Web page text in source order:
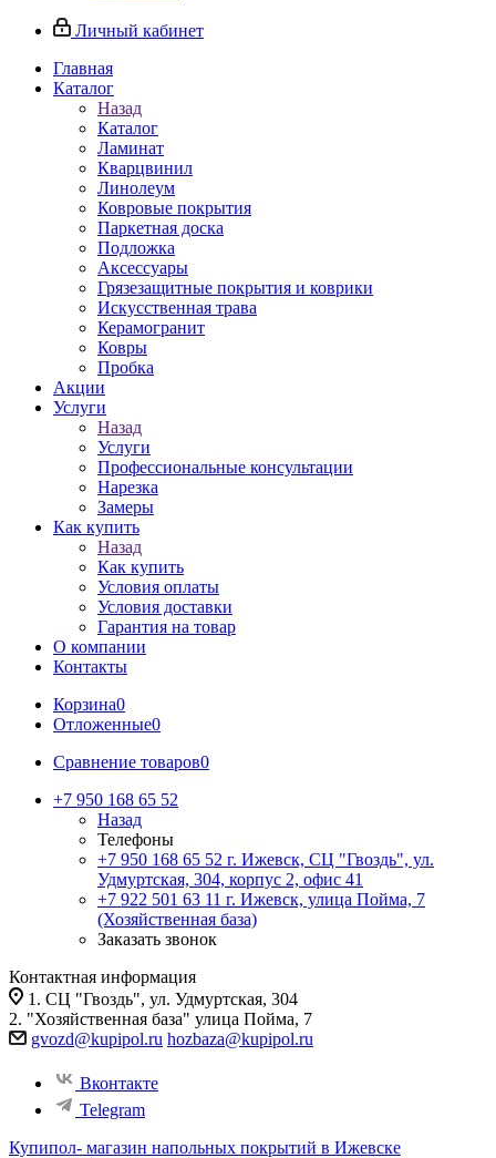
Личный кабинет
Главная
Каталог
Назад
Каталог
Ламинат
Кварцвинил
Линолеум
Ковровые покрытия
Паркетная доска
Подложка
Аксессуары
Грязезащитные покрытия и коврики
Искусственная трава
Керамогранит
Ковры
Пробка
Акции
Услуги
Назад
Услуги
Профессиональные консультации
Нарезка
Замеры
Как купить
Назад
Как купить
Условия оплаты
Условия доставки
Гарантия на товар
О компании
Контакты
Корзина0
Отложенные0
Сравнение товаров0
+7 950 168 65 52
Назад
Телефоны
+7 950 168 65 52 г. Ижевск, СЦ "Гвоздь", ул.
Удмуртская, 304, корпус 2, офис 41
+7 922 501 63 11 г. Ижевск, улица Пойма, 7
(Хозяйственная база)
Заказать звонок
Контактная информация
1. СЦ "Гвоздь", ул. Удмуртская, 304
2. "Хозяйственная база" улица Пойма, 7
gvozd@kupipol.ru hozbaza@kupipol.ru
Вконтакте
Telegram
Купипол- магазин напольных покрытий в Ижевске